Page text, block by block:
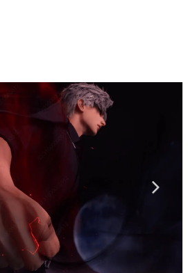
ムは面白い？
・hamatsu氏がゲームの魅力を画面や操作の
ら解き明かしていく、硬派で骨太な評論連載
えた日本語
裏技」「ラスボス」… ゲームにまつわる言葉
変遷を、コンピューター文化史研究家・タ
底調査。